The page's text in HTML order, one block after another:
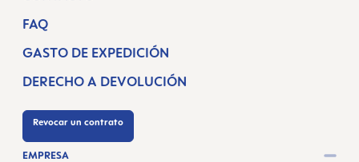
FAQ
GASTO DE EXPEDICIÓN
DERECHO A DEVOLUCIÓN
Revocar un contrato
EMPRESA